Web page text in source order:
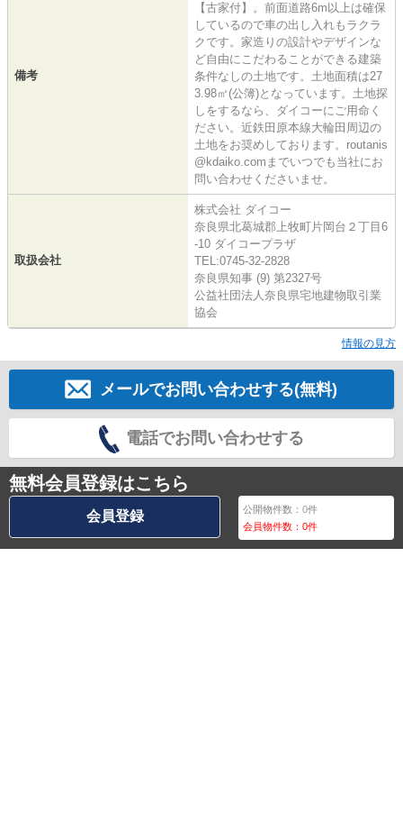
備考
【古家付】。前面道路6m以上は確保
しているので車の出し入れもラクラ
クです。家造りの設計やデザインな
ど自由にこだわることができる建築
条件なしの土地です。土地面積は27
3.98㎡(公簿)となっています。土地探
しをするなら、ダイコーにご用命く
ださい。近鉄田原本線大輪田周辺の
土地をお奨めしております。routanis
@kdaiko.comまでいつでも当社にお
問い合わせくださいませ。
取扱会社
株式会社 ダイコー
奈良県北葛城郡上牧町片岡台２丁目6
-10 ダイコープラザ
TEL:0745-32-2828
奈良県知事 (9) 第2327号
公益社団法人奈良県宅地建物取引業
協会
情報の見方
メールでお問い合わせする(無料)
電話でお問い合わせする
無料会員登録はこちら
会員登録 公開物件数：0件
会員物件数：0件